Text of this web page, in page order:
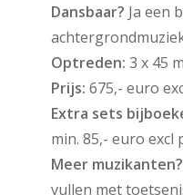
Dansbaar? Ja een
Optreden: 3 x 45
Prijs: 675,- euro
Extra sets
min. 85,- euro excl
Meer muzikanten?
vullen met